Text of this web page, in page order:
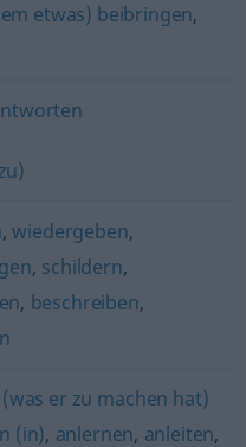
etwas) beibringen,
,wiedergeben,
, schildern,
, beschreiben,
er zu machen hat)
(in), anlernen, anleiten,